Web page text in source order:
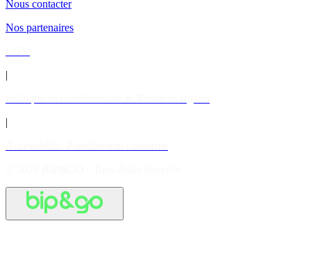
Nous contacter
Nos partenaires
|
|